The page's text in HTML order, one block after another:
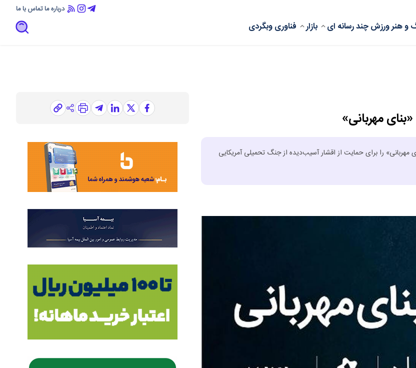
درباره ماتماس با ما
و هنرورزشچند رسانه ای بازار فناوریوبگردی
مهربانی»
مهربانی» را برای حمایت از اقشار آسیب‌دیده از جنگ تحمیلی آمریکایی